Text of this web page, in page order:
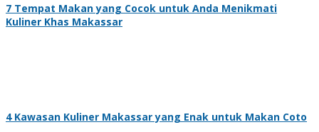
7 Tempat Makan yang Cocok untuk Anda Menikmati
Kuliner Khas Makassar
4 Kawasan Kuliner Makassar yang Enak untuk Makan Coto